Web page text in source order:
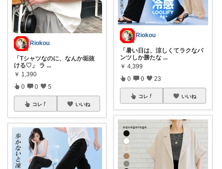
Riokou
「Tシャツなのに、なんか垢抜
ける♡」 ラ ...
￥ 1,390
0 0 5
コレ いいね
Riokou
「暑い日は、涼しくてラクなパ
ンツしか勝たな ...
￥ 4,399
0 0 23
コレ いいね